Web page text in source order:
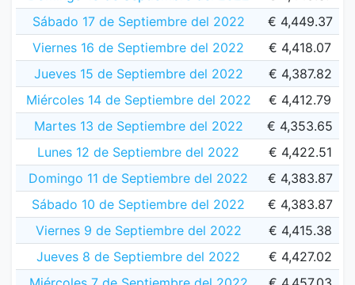
Sábado 17 de Septiembre del 2022
€ 4,449.37
Viernes 16 de Septiembre del 2022
€ 4,418.07
Jueves 15 de Septiembre del 2022
€ 4,387.82
Miércoles 14 de Septiembre del 2022
€ 4,412.79
Martes 13 de Septiembre del 2022
€ 4,353.65
Lunes 12 de Septiembre del 2022
€ 4,422.51
Domingo 11 de Septiembre del 2022
€ 4,383.87
Sábado 10 de Septiembre del 2022
€ 4,383.87
Viernes 9 de Septiembre del 2022
€ 4,415.38
Jueves 8 de Septiembre del 2022
€ 4,427.02